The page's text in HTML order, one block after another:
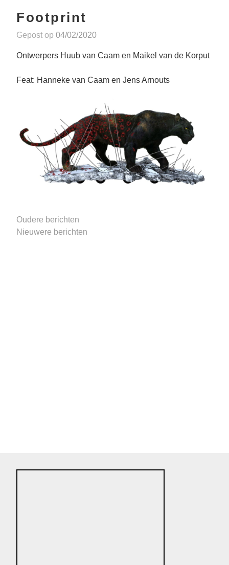
Footprint
Gepost op 04/02/2020
Ontwerpers Huub van Caam en Maikel van de Korput
Feat: Hanneke van Caam en Jens Arnouts
Berichtennavigatie
Oudere berichten
Nieuwere berichten